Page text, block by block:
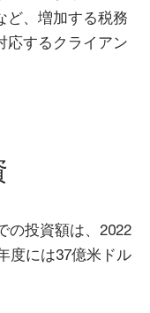
ど、増加する税務
応するクライアン
の投資額は、2022
度には37億米ドル